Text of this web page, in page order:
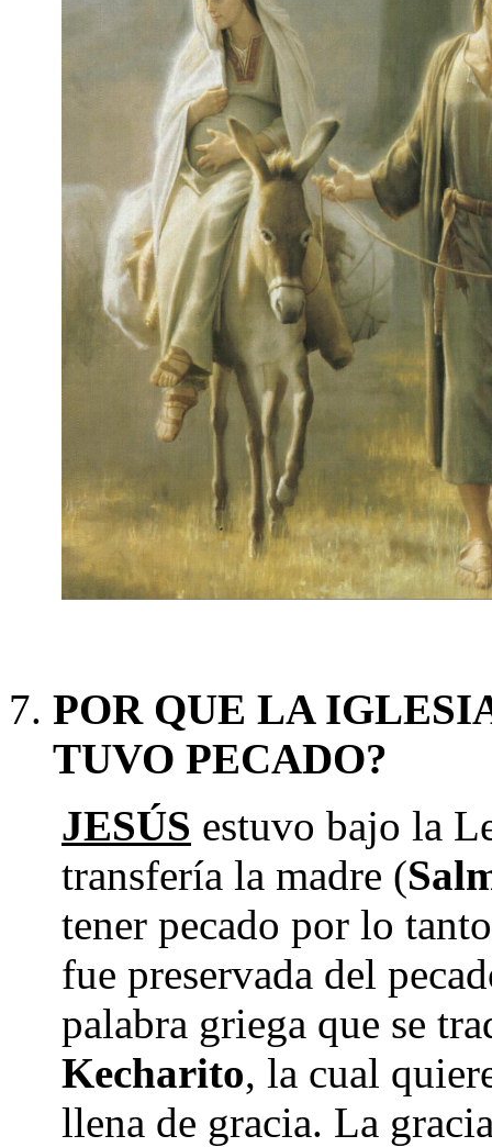
POR QUE LA
TUVO PECADO?
JESÚS estuvo bajo la
transfería la madre (
tener pecado por lo
fue preservada del
palabra griega que se
Kecharito, la cual
llena de gracia. La